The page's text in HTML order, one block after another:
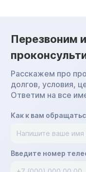
Перезвоним
Расскажем про
долгов, условия,
Ответим на все
Как к вам
Введите номер